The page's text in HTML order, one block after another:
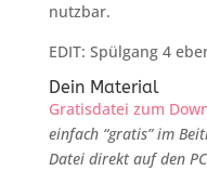
nutzbar.
EDIT: Spülgang 4
Dein Material
Gratisdatei zum
einfach “gratis” im
Datei direkt auf den